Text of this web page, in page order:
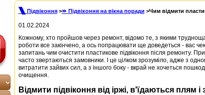
🙽 Підвіконня>⏩ Підвіконня на вікна поради >Чим відмити
01.02.2024
Кожному, хто пройшов через ремонт, відомо те, з якими
роботи все закінчено, а ось попрацювати ще доведеться - вас
запитань чим очистити пластикове підвіконня після ремонту.
часто звертаються замовники. І це цілком зрозуміло, адже з
витратити зайвих сил, а з іншого боку - вкрай не хочеться
очищення.
Відмити підвіконня від іржі, в'їдаються плям